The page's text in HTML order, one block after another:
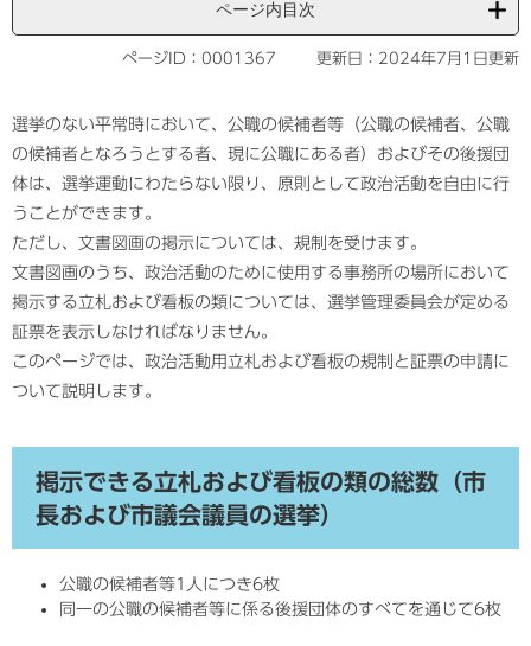
ページ内目次
ページID：0001367 更新日：2024年7月1日更新
選挙のない平常時において、公職の候補者等（公職の候補者、公職
の候補者となろうとする者、現に公職にある者）およびその後援団
体は、選挙運動にわたらない限り、原則として政治活動を自由に行
うことができます。
ただし、文書図画の掲示については、規制を受けます。
文書図画のうち、政治活動のために使用する事務所の場所において
掲示する立札および看板の類については、選挙管理委員会が定める
証票を表示しなければなりません。
このページでは、政治活動用立札および看板の規制と証票の申請に
ついて説明します。
掲示できる立札および看板の類の総数（市
長および市議会議員の選挙）
公職の候補者等1人につき6枚
同一の公職の候補者等に係る後援団体のすべてを通じて6枚